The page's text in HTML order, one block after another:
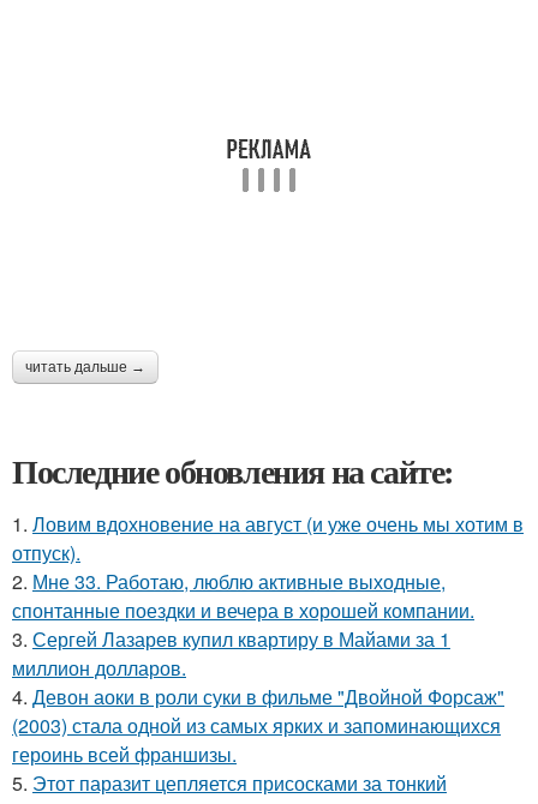
читать дальше →
Последние обновления на сайте:
1. Ловим вдохновение на август (и уже очень мы хотим в
отпуск).
2. Мне 33. Работаю, люблю активные выходные,
спонтанные поездки и вечера в хорошей компании.
3. Сергей Лазарев купил квартиру в Майами за 1
миллион долларов.
4. Девон аоки в роли суки в фильме "Двойной Форсаж"
(2003) стала одной из самых ярких и запоминающихся
героинь всей франшизы.
5. Этот паразит цепляется присосками за тонкий